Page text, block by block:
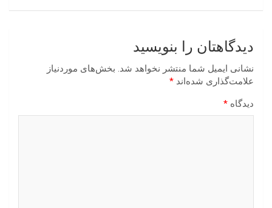
دیدگاهتان را بنویسید
نشانی ایمیل شما منتشر نخواهد شد. بخش‌های موردنیاز
علامت‌گذاری شده‌اند *
دیدگاه *